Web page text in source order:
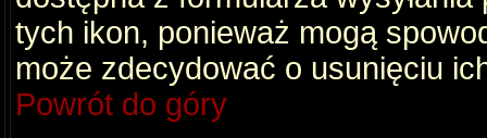
tych ikon, ponieważ mogą
może zdecydować o usunięciu
Powrót do góry